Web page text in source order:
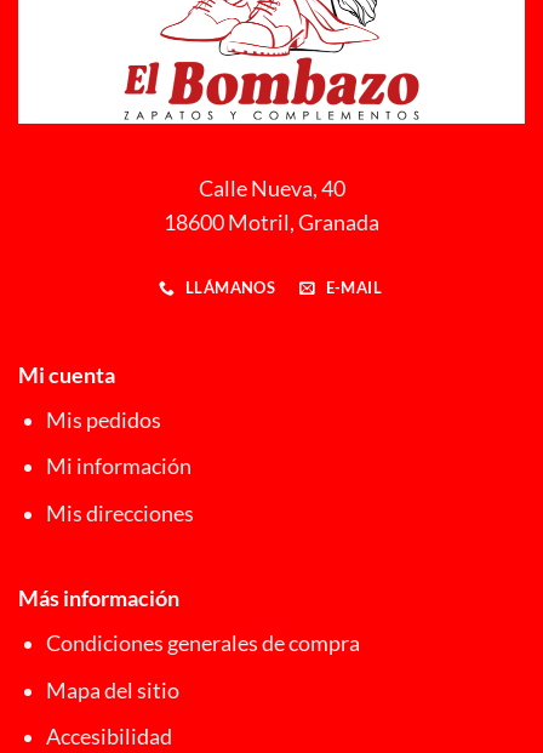
Calle Nueva, 40
18600 Motril, Granada
LLÁMANOS E-MAIL
Mi cuenta
Mis pedidos
Mi información
Mis direcciones
Más información
Condiciones generales de compra
Mapa del sitio
Accesibilidad